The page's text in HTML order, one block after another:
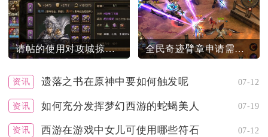
请帖的使用对攻城掠地的效果有何提升 全民奇迹臂章申请需要哪些条件
资讯 遗落之书在原神中要如何触发呢 07-12
资讯 如何充分发挥梦幻西游的蛇蝎美人 07-19
资讯 西游在游戏中女儿可使用哪些符石 07-12